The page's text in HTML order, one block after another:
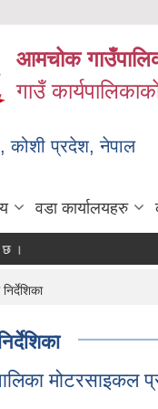
आमचोक
गाउँ
कोशी प्रदेश, नेपाल
वडा कार्यालयहरु
मोटरसाइकल